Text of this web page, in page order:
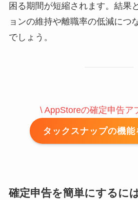
困る期間が短縮されます。結果
ョンの維持や離職率の低減につ
でしょう。
\ AppStoreの確定申告ア
タックスナップの機能
確定申告を簡単にするに